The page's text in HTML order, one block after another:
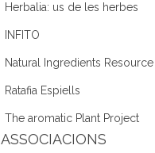
Herbalia: us de les herbes
INFITO
Natural Ingredients
Ratafia Espiells
The aromatic Plant Project
ASSOCIACIONS